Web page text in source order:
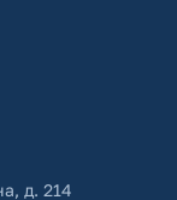
д. 214